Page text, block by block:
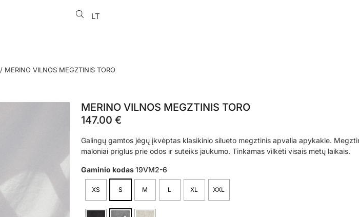
LT
EN
/ MERINO VILNOS MEGZTINIS TORO
MERINO VILNOS MEGZTINIS TORO
147.00 €
Galingų gamtos jėgų įkvėptas klasikinio silueto megztinis apvalia apykakle.
maloniai priglus prie odos ir suteiks jaukumo. Tinkamas vilkėti visais metų laikais.
Gaminio kodas19VM2-6
XS S M L XL XXL